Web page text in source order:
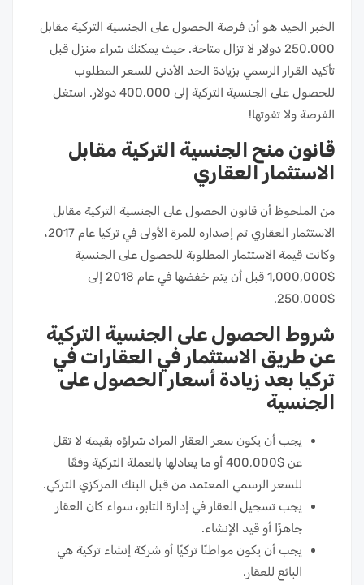
الخبر الجيد هو أن فرصة الحصول على الجنسية التركية مقابل
250.000 دولار لا تزال متاحة. حيث يمكنك شراء منزل قبل
تأكيد القرار الرسمي بزيادة الحد الأدنى للسعر المطلوب
للحصول على الجنسية التركية إلى 400.000 دولار. استغل
الفرصة ولا تفوتها!
قانون منح الجنسية التركية مقابل
الاستثمار العقاري
من الملحوظ أن قانون الحصول على الجنسية التركية مقابل
الاستثمار العقاري تم إصداره للمرة الأولى في تركيا عام 2017،
وكانت قيمة الاستثمار المطلوبة للحصول على الجنسية
$1,000,000 قبل أن يتم خفضها في عام 2018 إلى
$250,000.
شروط الحصول على الجنسية التركية
عن طريق الاستثمار في العقارات في
تركيا بعد زيادة أسعار الحصول على
الجنسية
يجب أن يكون سعر العقار المراد شراؤه بقيمة لا تقل
عن $400,000 أو ما يعادلها بالعملة التركية وفقًا
للسعر الرسمي المعتمد من قبل البنك المركزي التركي.
يجب تسجيل العقار في إدارة التابو، سواء كان العقار
جاهزًا أو قيد الإنشاء.
يجب أن يكون مواطنًا تركيًا أو شركة إنشاء تركية هي
البائع للعقار.